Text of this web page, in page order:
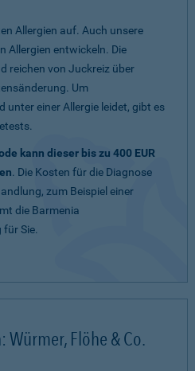
Allergien auf. Auch unsere
Allergien entwickeln. Die
reichen von Juckreiz über
Um
unter einer Allergie leidet, gibt es
kann dieser bis zu 400 EUR
. Die Kosten für die Diagnose
zum Beispiel einer
die Barmenia
Sie.
Würmer, Flöhe & Co.